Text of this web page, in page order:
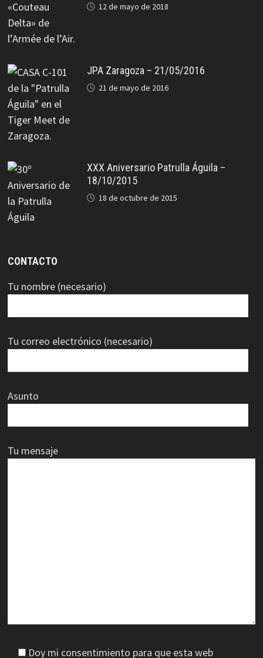
12 de mayo de 2018
JPA Zaragoza – 21/05/2016
21 de mayo de 2016
XXX Aniversario Patrulla Águila –
18/10/2015
18 de octubre de 2015
CONTACTO
Tu nombre (necesario)
Tu correo electrónico (necesario)
Asunto
Tu mensaje
Doy mi consentimiento para que esta web